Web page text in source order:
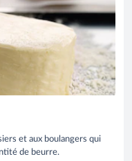
et aux boulangers qui
de beurre.